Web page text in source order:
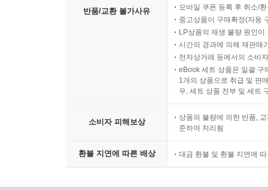
반품/교환 불가사유
모바일 쿠폰 등록 후 취소/
중고상품이 구매확정(자동
LP상품의 재생 불량 원인
시간의 경과에 의해 재판매
전자상거래 등에서의 소비
eBook 세트 상품은 일괄 구
1개의 상품으로 취급 및 판
우, 세트 상품 전부 및 세트
소비자 피해보상
상품의 불량에 의한 반품,
준하여 처리됨
환불 지연에 따른 배상 대금 환불 및 환불 지연에